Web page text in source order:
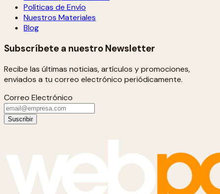
Políticas de Envío
Nuestros Materiales
Blog
Subscríbete a nuestro Newsletter
Recibe las últimas noticias, artículos y promociones,
enviados a tu correo electrónico periódicamente.
Correo Electrónico
Suscribir